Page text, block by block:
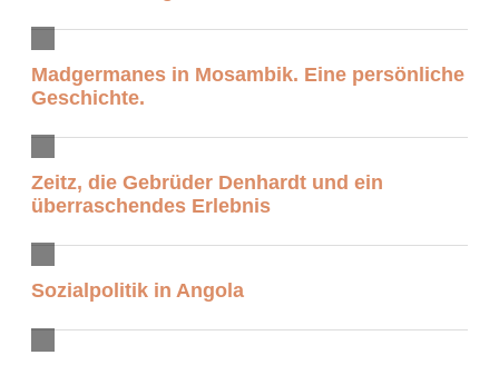
Madgermanes in Mosambik. Eine persönliche
Geschichte.
Zeitz, die Gebrüder Denhardt und ein
überraschendes Erlebnis
Sozialpolitik in Angola